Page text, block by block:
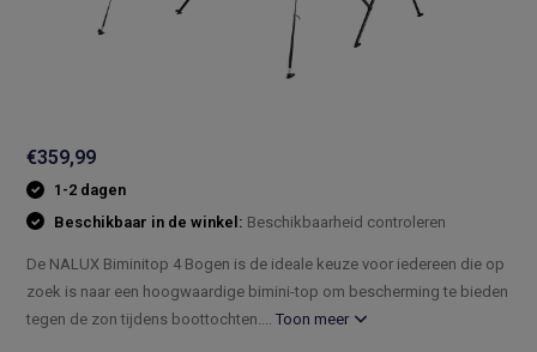
€359,99
1-2 dagen
Beschikbaar in de winkel: Beschikbaarheid controleren
De NALUX Biminitop 4 Bogen is de ideale keuze voor iedereen die op
zoek is naar een hoogwaardige bimini-top om bescherming te bieden
tegen de zon tijdens boottochten....Toon meer